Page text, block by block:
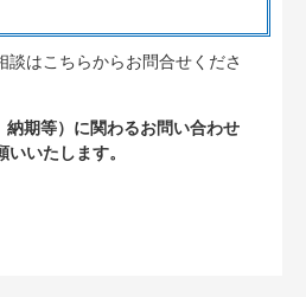
談はこちらからお問合せくださ
期等）に関わるお問い合わせ
いいたします。